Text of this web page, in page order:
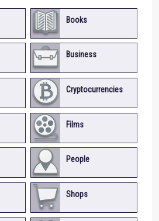
Books
Business
Cryptocurrencies
Films
People
Shops